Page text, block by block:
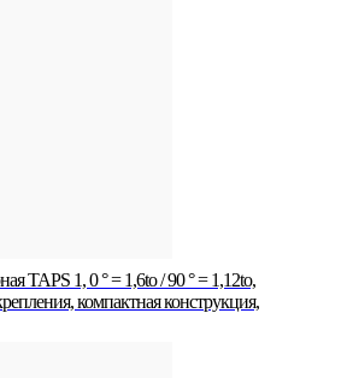
TAPS 1, 0 ° = 1,6to / 90 ° = 1,12to,
компактная конструкция,